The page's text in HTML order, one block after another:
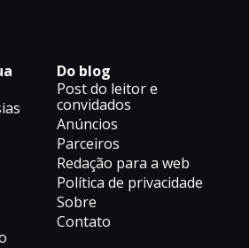
Do blog
Post do leitor e
convidados
Anúncios
Parceiros
Redação para a web
Política de privacidade
Sobre
Contato